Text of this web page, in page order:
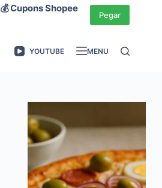
💰 Cupons Shopee
Pegar
YOUTUBE MENU